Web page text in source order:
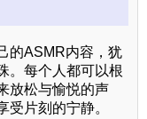
的ASMR内容，犹
。每个人都可以根
放松与愉悦的声
片刻的宁静。